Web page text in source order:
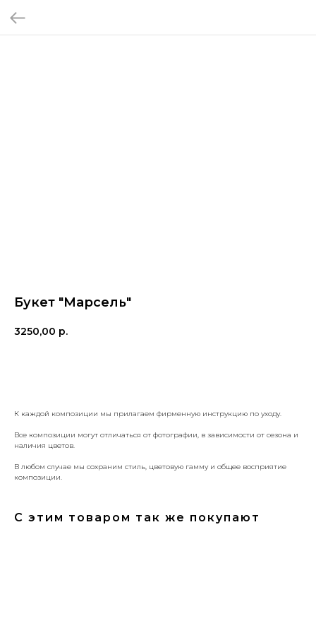
Букет "Марсель"
3250,00 р.
К каждой композиции мы прилагаем фирменную инструкцию по уходу.
Все композиции могут отличаться от фотографии, в зависимости от сезона и
наличия цветов.
В любом случае мы сохраним стиль, цветовую гамму и общее восприятие
композиции.
С этим товаром так же покупают